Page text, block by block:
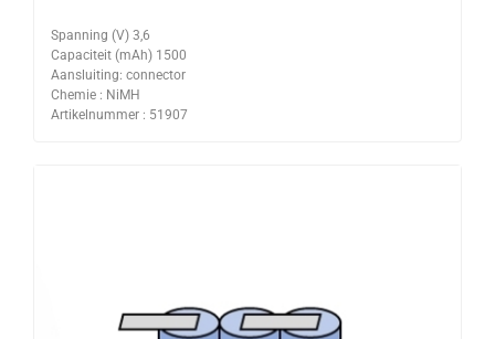
Spanning (V) 3,6
Capaciteit (mAh) 1500
Aansluiting: connector
Chemie : NiMH
Artikelnummer : 51907